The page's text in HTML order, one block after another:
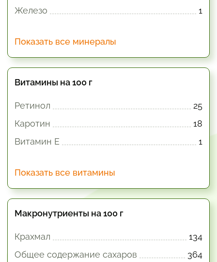
Железо
1
Показать все минералы
Витамины на 100 г
Ретинол
25
Каротин
18
Витамин E
1
Показать все витамины
Макронутриенты на 100 г
Крахмал
134
Общее содержание сахаров
364